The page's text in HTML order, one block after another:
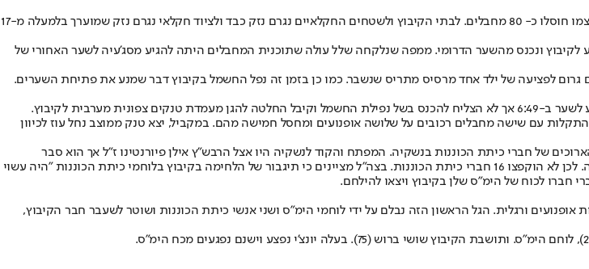
על פי התחקיר, חדרו לקיבוץ מעל 180 מחבלים (ולפי חלק מההערכות בין 200 ל-300) ובשטח הקיבוץ עצמו חוסלו כ- 80 מחבלים. לבתי הקיבוץ ולשטחים החקלאיים נגרם נזק כבד ולציוד חקלאי נגרם נזק שמוערך בלמעלה מ-17
אל"ם (במיל') ירון סיטבון עולה כי בשעה 7:00 גל ראשון של 30-40 מחבלים הגיע לקיבוץ ונכנס מהשער הדרומי. ממפה שנלקחה שלל עולה שתוכנית המחבלים היתה להגיע מסג'עיה לשער האחורי של
לפציעה של ילד אחד מרסיס מתריס שנשבר. כמו כן בזמן זה נפל החשמל בקיבוץ דבר שמנע את פתיחת השערים.
מערבית לקיבוץ.
עם שישה מחבלים רכובים על שלושה אופנועים ומחסל חמישה מהם. במקביל, יצא טנק ממוצב נחל עוז לכיוון
של חברי כיתת הכוננות בנשקיה. המפתח והקוד לנשקיה היו אצל הרבש"ץ אילן פיורנטינו ז"ל אך הוא סבר
(ובדיעבד התברר שזו טעות) שבשל הפסקת החשמל לא ניתן יהיה להקיש את הקוד ולפתוח את הנשקיה. לכן לא הוקפצו 16 חברי כיתת הכוננות. בצה"ל מציינים כי תיגבור של הלחימה בקיבוץ בלוחמי כיתת הכוננות "היה עשוי
חברו לכוח של הימ"ס שלן בקיבוץ ויצאו להילחם.
אופנועים ורגלית. הגל הראשון הזה נבלם על ידי לוחמי הימ"ס ושני אנשי כיתת הכוננות ושוטר לשעבר חבר הקיבוץ,